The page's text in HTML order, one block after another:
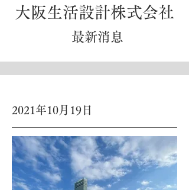
大阪生活設計株式会社
最新消息
2021年10月19日